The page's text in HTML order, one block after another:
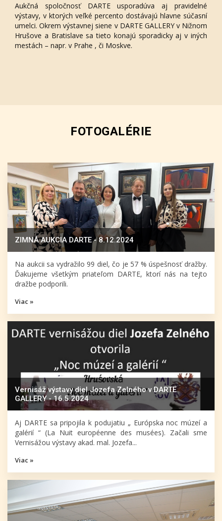
Aukčná spoločnosť DARTE usporadúva aj pravidelné
výstavy, v ktorých veľké percento dostávajú hlavne súčasní
umelci. Okrem výstavnej siene v DARTE GALLERY v Nižnom
Hrušove a Bratislave sa tieto konajú sporadicky aj v iných
mestách – napr. v Prahe , či Moskve.
FOTOGALÉRIE
ZIMNÁ AUKCIA DARTE - 8.12.2024
Na aukcii sa vydražilo 99 diel, čo je 57 % úspešnosť dražby.
Ďakujeme všetkým priateľom DARTE, ktorí nás na tejto
dražbe podporili.
Viac »
Vernisáž výstavy diel Jozefa Zelného v DARTE
GALLERY - 16.5.2024
Aj DARTE sa pripojila k podujatiu „ Európska noc múzeí a
galérií “ (La Nuit européenne des musées). Začali sme
Vernisážou výstavy akad. mal. Jozefa...
Viac »